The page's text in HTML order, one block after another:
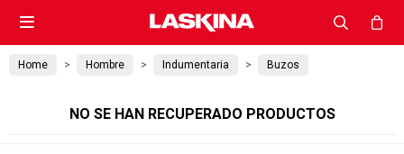

Home Hombre Indumentaria Buzos
NO SE HAN RECUPERADO PRODUCTOS